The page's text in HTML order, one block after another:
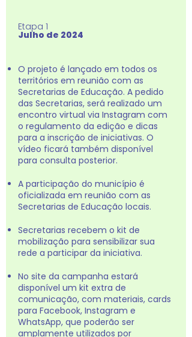
Etapa 1
Julho de 2024
O projeto é lançado em todos os
territórios em reunião com as
Secretarias de Educação. A pedido
das Secretarias, será realizado um
encontro virtual via Instagram com
o regulamento da edição e dicas
para a inscrição de iniciativas. O
vídeo ficará também disponível
para consulta posterior.
A participação do município é
oficializada em reunião com as
Secretarias de Educação locais.
Secretarias recebem o kit de
mobilização para sensibilizar sua
rede a participar da iniciativa.
No site da campanha estará
disponível um kit extra de
comunicação, com materiais, cards
para Facebook, Instagram e
WhatsApp, que poderão ser
amplamente utilizados por